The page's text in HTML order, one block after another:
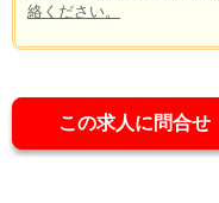
絡ください。
この求人に問合せ